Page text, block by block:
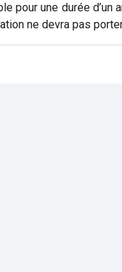
pour une durée
ne devra pas